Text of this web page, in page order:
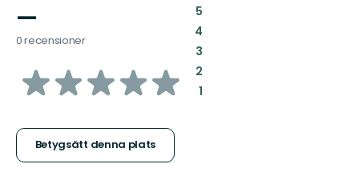
—
0 recensioner
av
stjärnor
Betygsätt denna plats
5:
4:
3:
2:
1: